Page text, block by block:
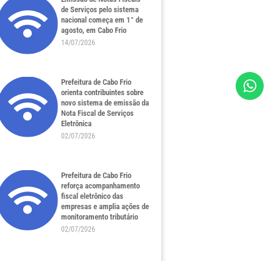
de Serviços pelo sistema
nacional começa em 1° de
agosto, em Cabo Frio
14/07/2026
Prefeitura de Cabo Frio
orienta contribuintes sobre
novo sistema de emissão da
Nota Fiscal de Serviços
Eletrônica
02/07/2026
Prefeitura de Cabo Frio
reforça acompanhamento
fiscal eletrônico das
empresas e amplia ações de
monitoramento tributário
02/07/2026